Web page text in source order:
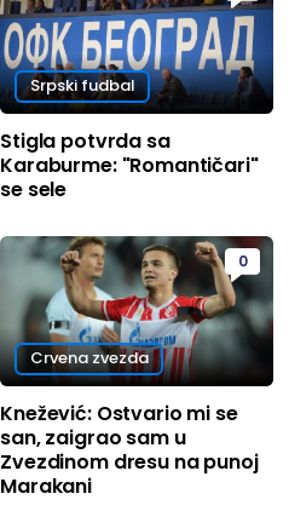
Srpski fudbal
Stigla potvrda sa
Karaburme: "Romantičari"
se sele
0
Crvena zvezda
Knežević: Ostvario mi se
san, zaigrao sam u
Zvezdinom dresu na punoj
Marakani